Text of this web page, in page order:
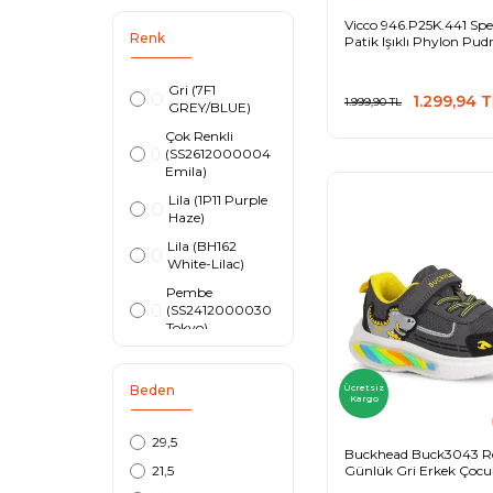
Renk
Gri (7F1
GREY/BLUE)
Çok Renkli
(SS2612000004
Emila)
Lila (1P11 Purple
Haze)
Lila (BH162
White-Lilac)
Pembe
(SS2412000030
Tokyo)
NAVY/WHITE)
Pembe (O3N1
SEPIA ROSE)
Beden
29,5
21,5
Vicco 946.P25K.441
Patik Işıklı Phylon
1.999,90TL 1.299,94
Ücretsiz
Kargo
Buckhead Buck3043
Günlük Gri Erkek